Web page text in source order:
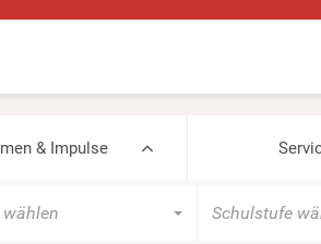
& Impulse
Schulstufe